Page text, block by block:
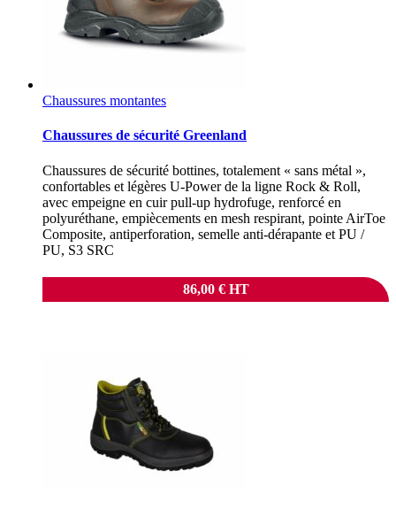
Chaussures montantes
Chaussures de sécurité Greenland
Chaussures de sécurité bottines, totalement « sans métal »,
confortables et légères U-Power de la ligne Rock & Roll,
avec empeigne en cuir pull-up hydrofuge, renforcé en
polyuréthane, empiècements en mesh respirant, pointe AirToe
Composite, antiperforation, semelle anti-dérapante et PU /
PU, S3 SRC
86,00 €HT